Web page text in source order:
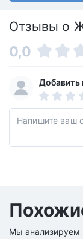
Отзывы о
0,0
Добавить
Мы анализируем